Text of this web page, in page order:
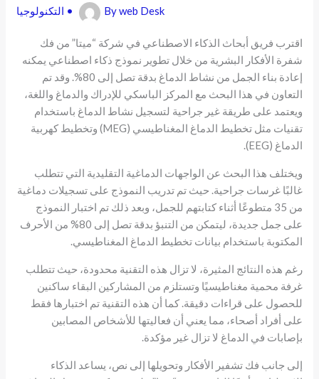
التكنولوجيا • Byweb Desk
اقترب فريق أبحاث الذكاء الاصطناعي في شركة “ميتا” من فك
شفرة الأفكار البشرية من خلال تطوير نموذج ذكاء اصطناعي يمكنه
إعادة بناء الجمل من نشاط الدماغ بدقة تصل إلى 80%. وقد تم
التعاون في هذا البحث مع المركز الباسكي للإدراك والدماغ واللغة،
ويعتمد على طريقة غير جراحية لتسجيل نشاط الدماغ باستخدام
تقنيات مثل تخطيط الدماغ المغناطيسي (MEG) وتخطيط كهربية
الدماغ (EEG).
ويختلف هذا البحث عن الواجهات الدماغية التقليدية التي تتطلب
غالبًا غرسات جراحية. حيث تم تدريب النموذج على تسجيلات دماغية
من 35 متطوعًا أثناء كتابتهم للجمل، وبعد ذلك تم اختبار النموذج
على جمل جديدة، ليتمكن من التنبؤ بدقة تصل إلى 80% من الأحرف
المكتوبة باستخدام بيانات تخطيط الدماغ المغناطيسي.
رغم هذه النتائج المثيرة، لا تزال هذه التقنية محدودة، حيث تتطلب
غرفة محمية مغناطيسيًا وتستلزم من المشاركين البقاء ساكنين
للحصول على قراءات دقيقة. كما أن هذه التقنية تم اختبارها فقط
على أفراد أصحاء، مما يعني أن فعاليتها للأشخاص المصابين
بإصابات في الدماغ لا تزال غير مؤكدة.
إلى جانب فك تشفير الأفكار وتحويلها إلى نص، يساعد الذكاء